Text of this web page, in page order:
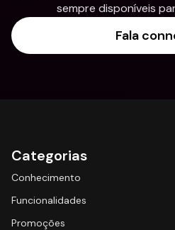
sempre disponíveis
Fala
Categorias
Conhecimento
Funcionalidades
Promoções